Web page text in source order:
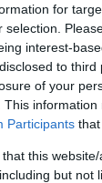
for
selection.
interest-
to
of your
This
Participants
that this
but not
στις